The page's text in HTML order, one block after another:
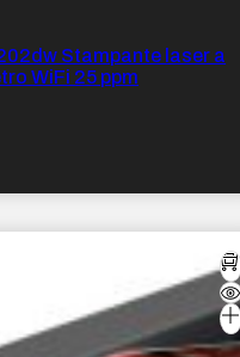
Stampante laser a
WiFi 25 ppm